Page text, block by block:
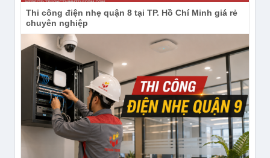
Thi công điện nhẹ quận 8 tại TP. Hồ Chí Minh giá rẻ
chuyên nghiệp